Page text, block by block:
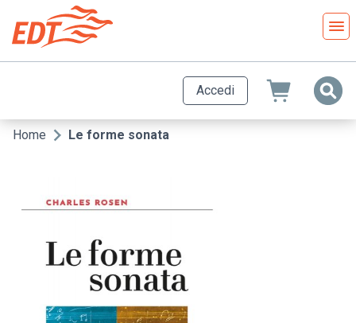
contenuto
principale
Accedi
Briciole
Home Le forme sonata